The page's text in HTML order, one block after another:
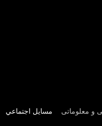
مسايل اجتماعي و معلوماتی